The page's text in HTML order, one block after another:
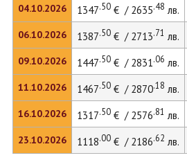
04.10.2026
06.10.2026
09.10.2026
11.10.2026
16.10.2026
23.10.2026
1347.50€ / 2635.48 лв.
1387.50€ / 2713.71 лв.
1447.50€ / 2831.06 лв.
1467.50€ / 2870.18 лв.
1317.50€ / 2576.81 лв.
1118.00€ / 2186.62 лв.